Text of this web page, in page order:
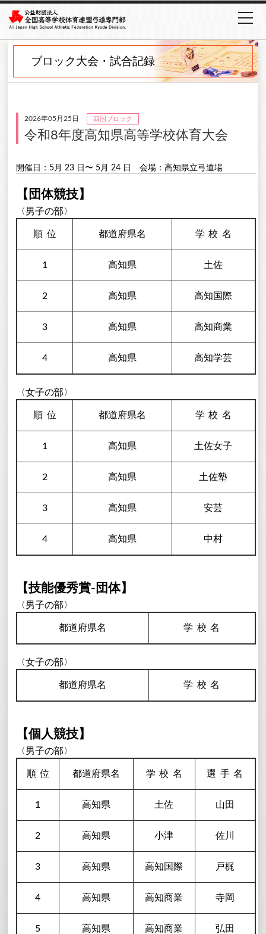
ブロック大会・試合記録
2026年05月25日 四国ブロック
令和8年度高知県高等学校体育大会
開催日：5月 23 日〜 5月 24 日 会場：高知県立弓道場
【団体競技】
〈男子の部〉
順 位 都道府県名 学校 名
1 高知県 土佐
2 高知県 高知国際
3 高知県 高知商業
4 高知県 高知学芸
〈女子の部〉
順 位 都道府県名 学校 名
1 高知県 土佐女子
2 高知県 土佐塾
3 高知県 安芸
4 高知県 中村
【技能優秀賞-団体】
〈男子の部〉
都道府県名 学校名
〈女子の部〉
都道府県名 学校名
【個人競技】
〈男子の部〉
順位 都道府県名 学校 名 選手名
1 高知県 土佐 山田
2 高知県 小津 佐川
3 高知県 高知国際 戸梶
4 高知県 高知商業 寺岡
5 高知県 高知商業 弘田